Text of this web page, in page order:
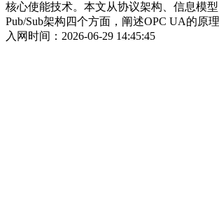
核心使能技术。本文从协议架构、信息模型
Pub/Sub架构四个方面，阐述OPC UA的原理
入网时间：2026-06-29 14:45:45